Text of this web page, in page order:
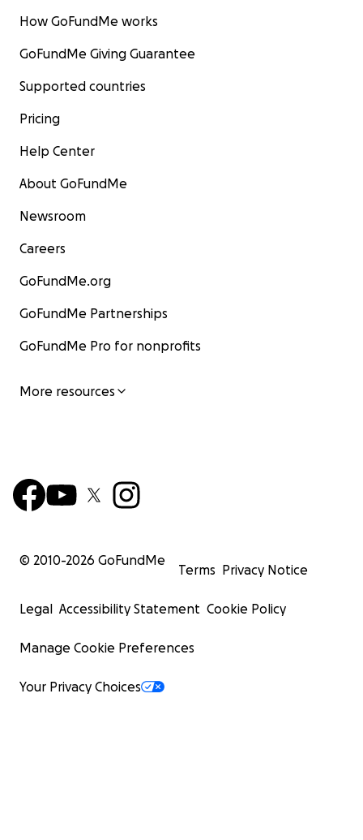
How GoFundMe works
GoFundMe Giving Guarantee
Supported countries
Pricing
Help Center
About GoFundMe
Newsroom
Careers
GoFundMe.org
GoFundMe Partnerships
GoFundMe Pro for nonprofits
More resources
© 2010-2026 GoFundMe
Terms Privacy Notice
Legal Accessibility Statement Cookie Policy
Manage Cookie Preferences
Your Privacy Choices